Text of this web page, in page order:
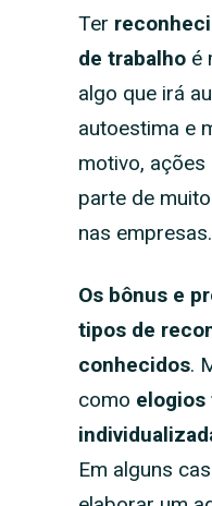
Ter
de trabalho é
algo que irá
autoestima e
motivo,
parte de
nas empresas.
Os bônus e
tipos de
conhecidos.
como elogios
Em alguns